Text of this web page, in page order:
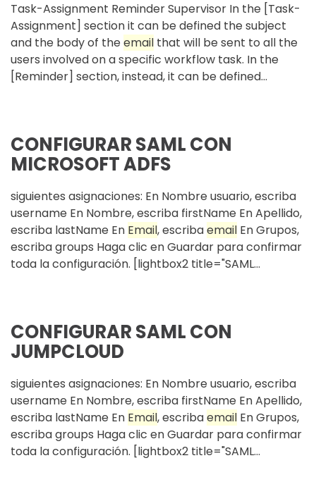
Task-Assignment Reminder Supervisor In the [Task-
Assignment] section it can be defined the subject
and the body of theemail that will be sent to all the
users involved on a specific workflow task. In the
[Reminder] section, instead, it can be defined...
CONFIGURAR SAML CON
MICROSOFT ADFS
siguientes asignaciones: En Nombre usuario, escriba
username En Nombre, escriba firstName En Apellido,
escriba lastName En Email, escribaemail En Grupos,
escriba groups Haga clic en Guardar para confirmar
toda la configuración. [lightbox2 title="SAML...
CONFIGURAR SAML CON
JUMPCLOUD
siguientes asignaciones: En Nombre usuario, escriba
username En Nombre, escriba firstName En Apellido,
escriba lastName En Email, escribaemail En Grupos,
escriba groups Haga clic en Guardar para confirmar
toda la configuración. [lightbox2 title="SAML...